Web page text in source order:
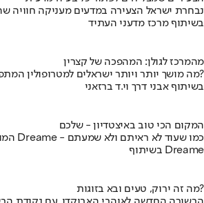
נבחרת ישראל הצעירה במדעים מעניקה חוויה
בשיתוף מרכז מדעני העתיד
מהמרכז לגולן: המהפכה של קצרין
מה מושך יותר ויותר ישראלים למטרופולין המתפתח של האזור היפה במדינה?
בשיתוף אבני דרך וי.ד ברזאני
המקום הכי טוב באיצטדיון - שלכם
המונדיאל עם מסכי Dreame - כמו שעוד לא ראיתם ולא שמעתם
בשיתוף Dreame
מה זה ירוק, טעים ובא בזוגות?